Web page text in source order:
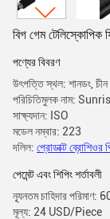
বিগ গেম
পণ্যের বিবরণ
উৎপত্তি স্থল: শানডং, চীন
পরিচিতিমুলক নাম:
সাক্ষ্যদান: ISO
মডেল নম্বার: 223
দলিল: প্রোডাক্ট ব্রোশিওর
পেমেন্ট এবং শিপিং শর্তাবলী
ন্যূনতম চাহিদার পরিমাণ:
মূল্য: 24 USD/Piece